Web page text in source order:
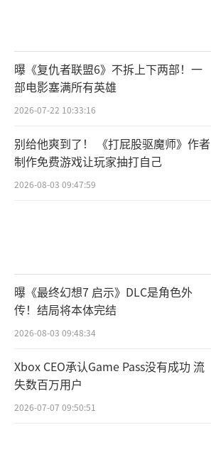
曝《复仇者联盟6》不拆上下两部！一
部电影塞满所有英雄
2026-07-22 10:33:16
别给他爽到了！ 《打屁股驱魔师》作者
制作免费游戏让玩家抽打自己
2026-08-03 09:47:59
曝《最终幻想7 启示》DLC是角色外
传！结局将本体完结
2026-08-03 09:48:34
Xbox CEO承认Game Pass没有成功 流
失数百万用户
2026-07-07 09:50:51